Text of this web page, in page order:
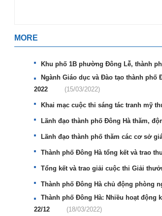
MORE
Khu phố 1B phường Đông Lễ, thành
Ngành Giáo dục và Đào tạo thành phố
2022
(15/03/2022)
Khai mạc cuộc thi sáng tác tranh mỹ
Lãnh đạo thành phố Đông Hà thăm,
Lãnh đạo thành phố thăm các cơ sở
Thành phố Đông Hà tổng kết và trao
Tổng kết và trao giải cuộc thi Giải
Thành phố Đông Hà chủ động phòng
Thành phố Đông Hà: Nhiều hoạt động
22/12
(18/03/2022)